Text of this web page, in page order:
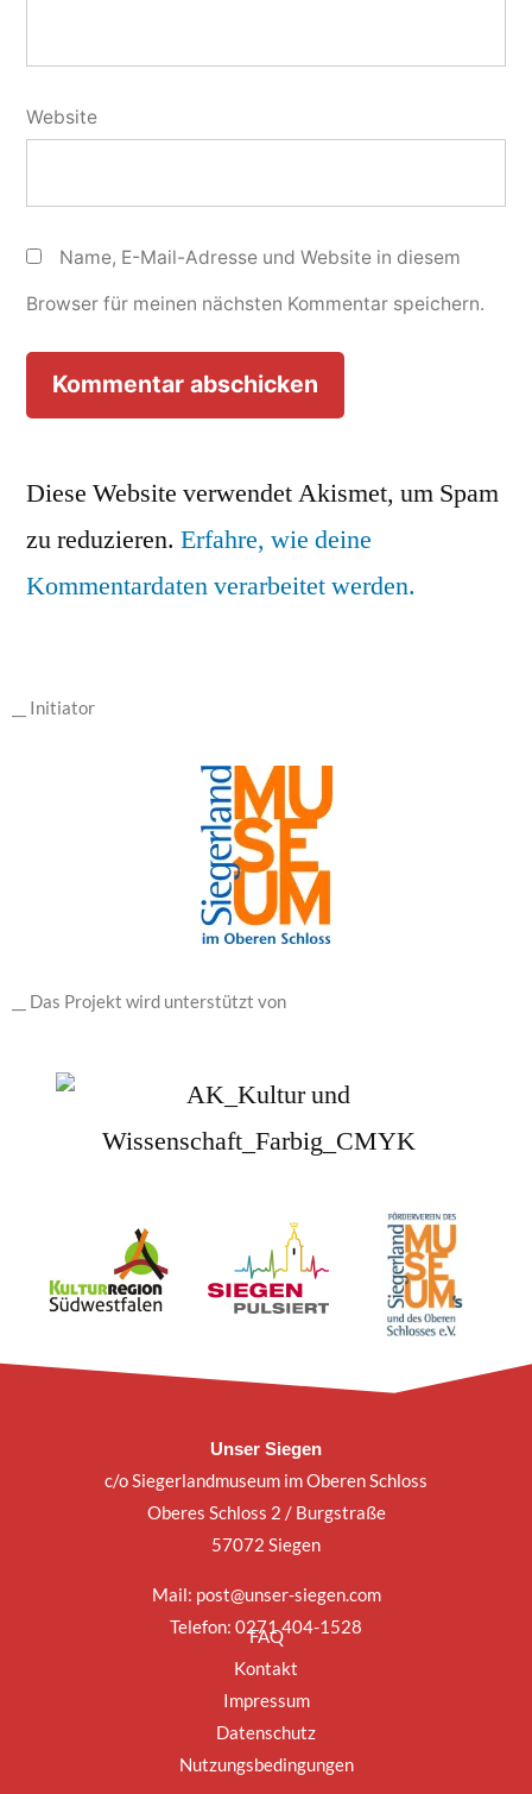
Website
Name, E-Mail-Adresse und Website in diesem
Browser für meinen nächsten Kommentar speichern.
Diese Website verwendet Akismet, um Spam
zu reduzieren. Erfahre, wie deine
Kommentardaten verarbeitet werden.
__ Initiator
__ Das Projekt wird unterstützt von
Unser Siegen
c/o Siegerlandmuseum im Oberen Schloss
Oberes Schloss 2 / Burgstraße
57072 Siegen
Mail: post@unser-siegen.com
Telefon: 0271 404-1528
FAQ
Kontakt
Impressum
Datenschutz
Nutzungsbedingungen